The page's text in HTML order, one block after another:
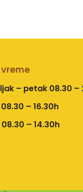
– petak 08.30 –
– 16.30h
– 14.30h